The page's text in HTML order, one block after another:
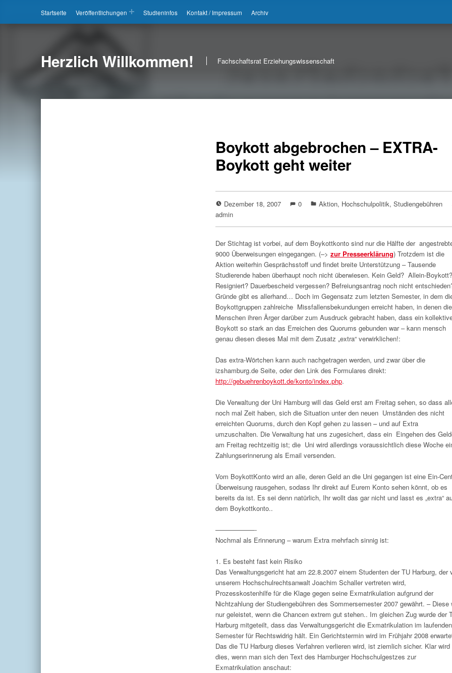
Startseite
Veröffentlichungen Studieninfos Kontakt / Impressum Archiv
Herzlich Willkommen! Fachschaftsrat Erziehungswissenschaft
Boykott abgebrochen – EXTRA-
Boykott geht weiter
Dezember 18, 2007 0 Aktion, Hochschulpolitik, Studiengebühren
admin
Der Stichtag ist vorbei, auf dem Boykottkonto sind nur die Hälfte der
9000 Überweisungen eingegangen. (–> zur Presseerklärung) Trotzdem ist die
Aktion weiterhin Gesprächsstoff und findet breite Unterstützung – Tausende
Studierende haben überhaupt noch nicht überwiesen. Kein Geld? Allein-Boykott?
Resigniert? Dauerbescheid vergessen? Befreiungsantrag noch nicht
Gründe gibt es allerhand… Doch im Gegensatz zum letzten Semester, in dem
Boykottgruppen zahlreiche Missfallensbekundungen erreicht haben, in denen die
Menschen ihren Ärger darüber zum Ausdruck gebracht haben, dass ein
Boykott so stark an das Erreichen des Quorums gebunden war – kann mensch
genau diesen dieses Mal mit dem Zusatz „extra“ verwirklichen!:
Das extra-Wörtchen kann auch nachgetragen werden, und zwar über die
izshamburg.de Seite, oder den Link des Formulares direkt:
http://gebuehrenboykott.de/konto/index.php.
Die Verwaltung der Uni Hamburg will das Geld erst am Freitag sehen, so dass
noch mal Zeit haben, sich die Situation unter den neuen Umständen des nicht
erreichten Quorums, durch den Kopf gehen zu lassen – und auf Extra
umzuschalten. Die Verwaltung hat uns zugesichert, dass ein Eingehen des
am Freitag rechtzeitig ist; die Uni wird allerdings voraussichtlich diese Woche
Zahlungserinnerung als Email versenden.
Vom BoykottKonto wird an alle, deren Geld an die Uni gegangen ist eine Ein-
Überweisung rausgehen, sodass Ihr direkt auf Eurem Konto sehen könnt, ob es
bereits da ist. Es sei denn natürlich, Ihr wollt das gar nicht und lasst es „extra“
dem Boykottkonto..
——————-
Nochmal als Erinnerung – warum Extra mehrfach sinnig ist:
1. Es besteht fast kein Risiko
Das Verwaltungsgericht hat am 22.8.2007 einem Studenten der TU Harburg, der
unserem Hochschulrechtsanwalt Joachim Schaller vertreten wird,
Prozesskostenhilfe für die Klage gegen seine Exmatrikulation aufgrund der
Nichtzahlung der Studiengebühren des Sommersemester 2007 gewährt. – Diese
nur geleistet, wenn die Chancen extrem gut stehen.. Im gleichen Zug wurde der
Harburg mitgeteilt, dass das Verwaltungsgericht die Exmatrikulation im laufenden
Semester für Rechtswidrig hält. Ein Gerichtstermin wird im Frühjahr 2008
Das die TU Harburg dieses Verfahren verlieren wird, ist ziemlich sicher. Klar wird
dies, wenn man sich den Text des Hamburger Hochschulgestzes zur
Exmatrikulation anschaut: